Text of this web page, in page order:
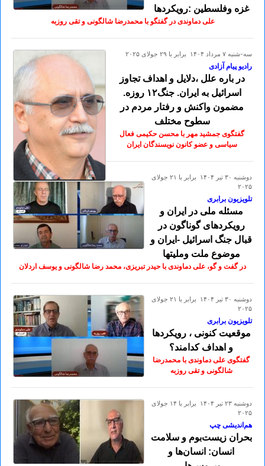
غزه وفلسطین :رویکردها
علی دماوندی در گفتگو با محمدرضا شالگونی و تقی روزبه
سه-شنبه ۷ مرداد ۱۴۰۴ برابر با ۲۹ جولای ۲۰۲۵
رادیو پیام آزادی
در باره علل ،دلایل و اهداف تجاوز
اسرائیل به ایران. جنگ۱۲ روزه.
مضمون واکنش و رفتار مردم در
سطوح مختلف
گفتگوی جمشید مهر با محسن حکیمی فعال
سیاسی و عضو کانون نویسندگان ایران
دوشنبه ۳۰ تير ۱۴۰۴ برابر با ۲۱ جولای
۲۰۲۵
تلویزیون برابری
مسئله ملی در ایران و
رویکردهای گوناگون در
قبال جنگ اسرائیل -ایران و
موضوع ملت وملیتها
در گفت و گو، علی دماوندی با حیدر تبریزی، محمد رضا شالگونی و یوسف اردلان
دوشنبه ۳۰ تير ۱۴۰۴ برابر با ۲۱ جولای
۲۰۲۵
تلویزیون برابری
موقعیت کنونی ، رویکردها
و اهداف کدامند؟
گفتگوی علی دماوندی با محمدرضا
شالگونی و تقی روزبه
دوشنبه ۲۳ تير ۱۴۰۴ برابر با ۱۴ جولای
۲۰۲۵
هم‌اندیشی‌ چپ
بحران زیست‌بوم و سلامت
انسان: انسان‌ها و